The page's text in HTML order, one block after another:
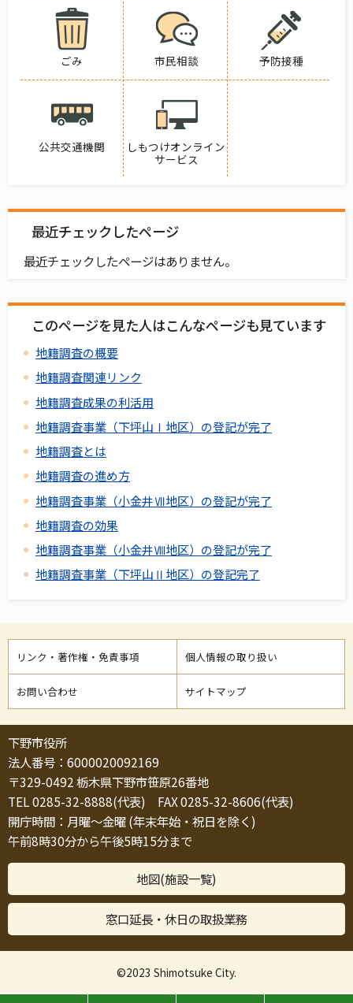
ごみ 市民相談 予防接種
公共交通機関
しもつけオンライン
サービス
最近チェックしたページ
最近チェックしたページはありません。
このページを見た人はこんなページも見ています
地籍調査の概要
地籍調査関連リンク
地籍調査成果の利活用
地籍調査事業（下坪山Ⅰ地区）の登記が完了
地籍調査とは
地籍調査の進め方
地籍調査事業（小金井Ⅶ地区）の登記が完了
地籍調査の効果
地籍調査事業（小金井Ⅷ地区）の登記が完了
地籍調査事業（下坪山Ⅱ地区）の登記完了
リンク・著作権・免責事項 個人情報の取り扱い
お問い合わせ サイトマップ
下野市役所
法人番号：6000020092169
〒329-0492 栃木県下野市笹原26番地
TEL 0285-32-8888(代表) FAX 0285-32-8606(代表)
開庁時間：月曜～金曜 (年末年始・祝日を除く)
午前8時30分から午後5時15分まで
地図(施設一覧)
窓口延長・休日の取扱業務
©2023 Shimotsuke City.